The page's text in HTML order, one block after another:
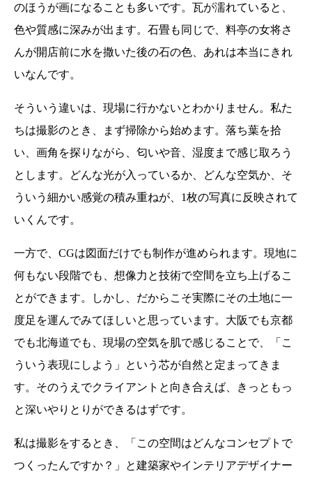
のほうが画になることも多いです。瓦が濡れていると、
色や質感に深みが出ます。石畳も同じで、料亭の女将さ
んが開店前に水を撒いた後の石の色、あれは本当にきれ
いなんです。
そういう違いは、現場に行かないとわかりません。私た
ちは撮影のとき、まず掃除から始めます。落ち葉を拾
い、画角を探りながら、匂いや音、湿度まで感じ取ろう
とします。どんな光が入っているか、どんな空気か、そ
ういう細かい感覚の積み重ねが、1枚の写真に反映されて
いくんです。
一方で、CGは図面だけでも制作が進められます。現地に
何もない段階でも、想像力と技術で空間を立ち上げるこ
とができます。しかし、だからこそ実際にその土地に一
度足を運んでみてほしいと思っています。大阪でも京都
でも北海道でも、現場の空気を肌で感じることで、「こ
ういう表現にしよう」という芯が自然と定まってきま
す。そのうえでクライアントと向き合えば、きっともっ
と深いやりとりができるはずです。
私は撮影をするとき、「この空間はどんなコンセプトで
つくったんですか？」と建築家やインテリアデザイナー